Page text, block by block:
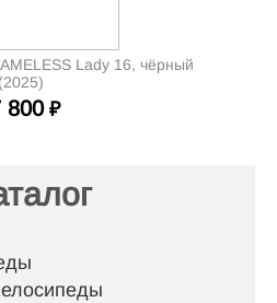
Lady 16, чёрный
(2025)
800 ₽